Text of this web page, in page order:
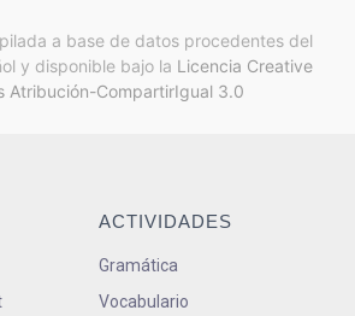
a base de datos procedentes del
y disponible bajo la Licencia Creative
Atribución-CompartirIgual 3.0
ACTIVIDADES
Gramática
Vocabulario